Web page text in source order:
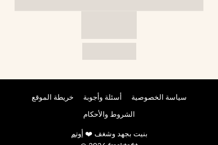
خريطة الموقع أسئلة وأجوبة سياسة الخصوصية
الشروط والأحكام
بنيت بجهد وشغف ❤️ أوتم